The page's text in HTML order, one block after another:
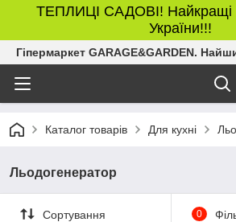
ТЕПЛИЦІ САДОВІ! Найкращі
України!!!
Гіпермаркет GARAGE&GARDEN.
Каталог товарів Для кухні
Льодогенератор
Сортування 0